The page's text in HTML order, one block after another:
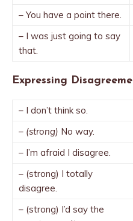
– You have a point there.
– I was just going to say
that.
Expressing
– I don’t think so.
– (strong) No way.
– I’m afraid I disagree.
– (strong) I totally
disagree.
– (strong) I’d say the